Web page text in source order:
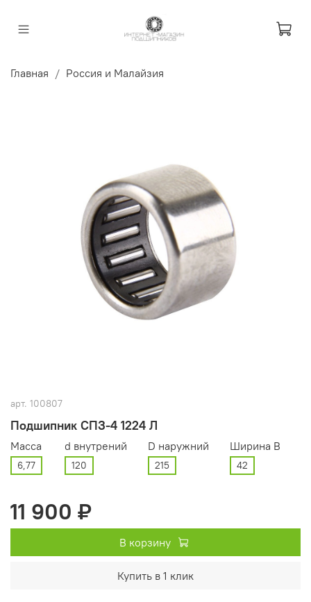
Главная Россия и Малайзия
арт. 100807
Подшипник СПЗ-4 1224 Л
Масса
6,77
d внутрений
120
D наружний
215
Ширина В
42
11 900 ₽
В корзину
Купить в 1 клик